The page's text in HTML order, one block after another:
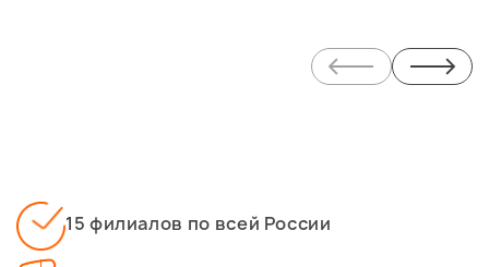
15 филиалов по всей России